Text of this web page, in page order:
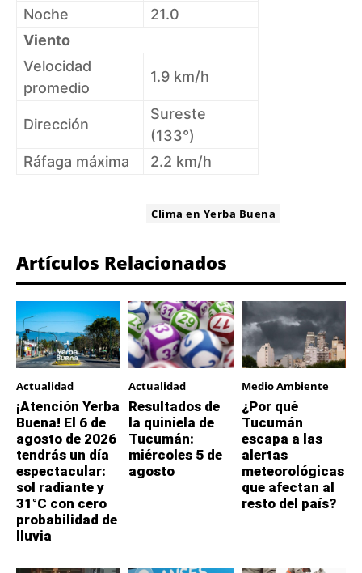
Noche
21.0
Viento
Velocidad
promedio
1.9 km/h
Dirección
Sureste
(133°)
Ráfaga máxima
2.2 km/h
Clima en Yerba Buena
Artículos Relacionados
Actualidad
¡Atención Yerba
Buena! El 6 de
agosto de 2026
tendrás un día
espectacular:
sol radiante y
31°C con cero
probabilidad de
lluvia
Actualidad
Resultados de
la quiniela de
Tucumán:
miércoles 5 de
agosto
Medio Ambiente
¿Por qué
Tucumán
escapa a las
alertas
meteorológicas
que afectan al
resto del país?